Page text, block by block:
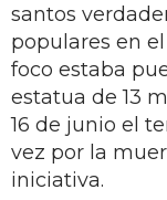
santos
populares en el
foco estaba
estatua de 13
16 de junio el
vez por la
iniciativa.